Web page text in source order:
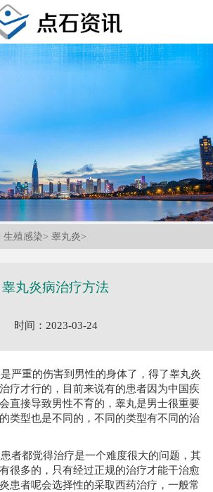
生殖感染> 睾丸炎>
睾丸炎病治疗方法
时间：2023-03-24
严重的伤害到男性的身体了，得了睾丸炎
疗才行的，目前来说有的患者因为中国疾
直接导致男性不育的，睾丸是男士很重要
类型也是不同的，不同的类型有不同的治
者都觉得治疗是一个难度很大的问题，其
很多的，只有经过正规的治疗才能干治愈
患者呢会选择性的采取西药治疗，一般常